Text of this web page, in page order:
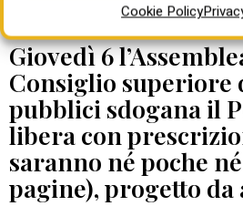
Cookie Policy
DATE DA RICORDARE
Giovedì 6
Consiglio superiore
pubblici sdogana il
libera con
saranno né poche
pagine), progetto da